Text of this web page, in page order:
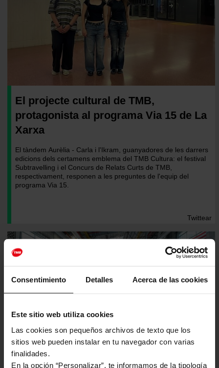
Consentimiento Detalles Acerca de las cookies
Este sitio web utiliza cookies
Las cookies son pequeños archivos de texto que los
sitios web pueden instalar en tu navegador con varias
finalidades.
En la opción “Personalizar”, te informamos de la tipología
El projecte cultural de TMB,
protagonista al programa Via 15 de La
Xarxa
El tàndem Aurèlia - Carla i l'Ikram, guanyadores de les darrers
edicions dels certamens emblema del TMB Cultura: el festival
Subtravelling i el Concurs de Relats Curts de TMB,
respectivament, responen a les preguntes de l'equip del
programa Via 15.
Twittear